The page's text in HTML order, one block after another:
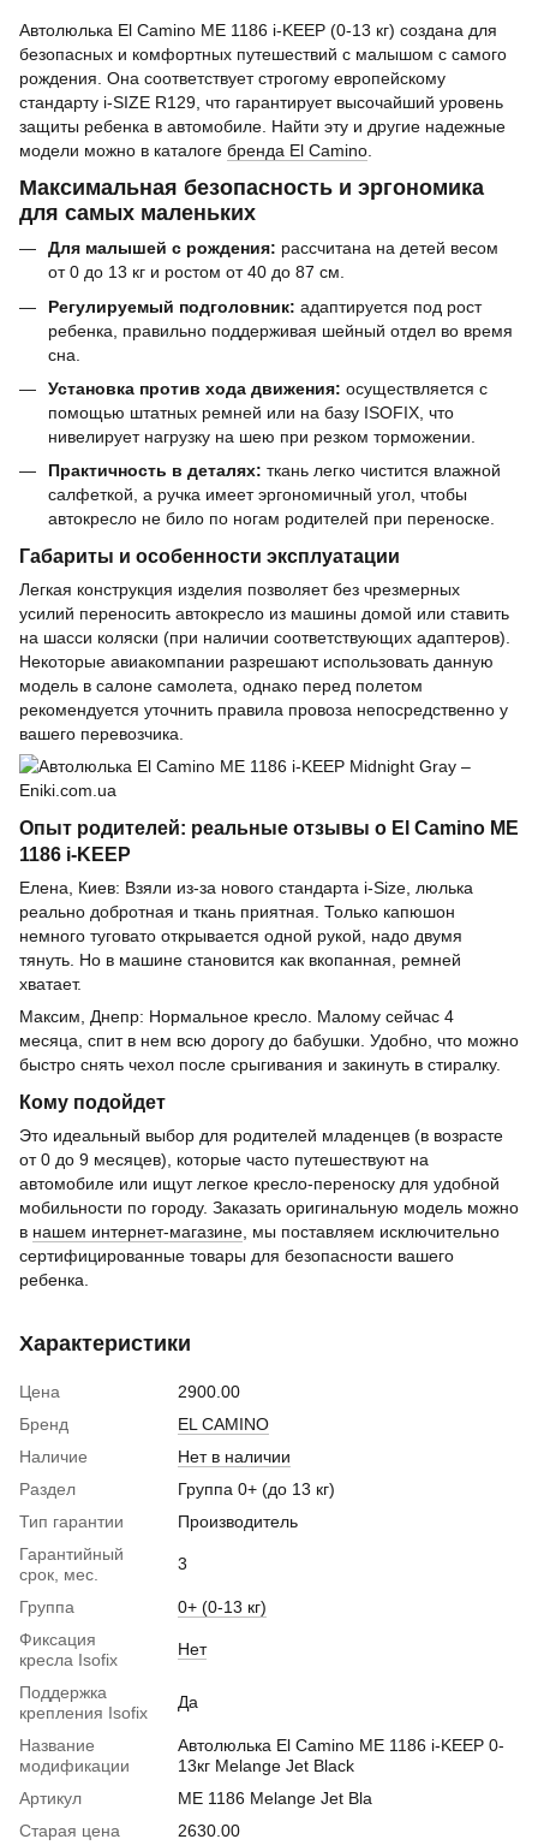
Автолюлька El Camino ME 1186 i-KEEP (0-13 кг) создана для
безопасных и комфортных путешествий с малышом с самого
рождения. Она соответствует строгому европейскому
стандарту i-SIZE R129, что гарантирует высочайший уровень
защиты ребенка в автомобиле. Найти эту и другие надежные
модели можно в каталоге бренда El Camino
Максимальная безопасность и эргономика
для самых маленьких
Для малышей с рождения: рассчитана на детей весом
от 0 до 13 кг и ростом от 40 до 87 см.
Регулируемый подголовник: адаптируется под рост
ребенка, правильно поддерживая шейный отдел во время
сна.
Установка против хода движения: осуществляется с
помощью штатных ремней или на базу ISOFIX, что
нивелирует нагрузку на шею при резком торможении.
Практичность в деталях: ткань легко чистится влажной
салфеткой, а ручка имеет эргономичный угол, чтобы
автокресло не било по ногам родителей при переноске.
Габариты и особенности эксплуатации
Легкая конструкция изделия позволяет без чрезмерных
усилий переносить автокресло из машины домой или ставить
на шасси коляски (при наличии соответствующих адаптеров).
Некоторые авиакомпании разрешают использовать данную
модель в салоне самолета, однако перед полетом
рекомендуется уточнить правила провоза непосредственно у
вашего перевозчика.
Опыт родителей: реальные отзывы о El Camino ME
1186 i-KEEP
Елена, Киев: Взяли из-за нового стандарта i-Size, люлька
реально добротная и ткань приятная. Только капюшон
немного туговато открывается одной рукой, надо двумя
тянуть. Но в машине становится как вкопанная, ремней
хватает.
Максим, Днепр: Нормальное кресло. Малому сейчас 4
месяца, спит в нем всю дорогу до бабушки. Удобно, что можно
быстро снять чехол после срыгивания и закинуть в стиралку.
Кому подойдет
Это идеальный выбор для родителей младенцев (в возрасте
от 0 до 9 месяцев), которые часто путешествуют на
автомобиле или ищут легкое кресло-переноску для удобной
мобильности по городу. Заказать оригинальную модель можно
в нашем интернет-магазине , мы поставляем исключительно
сертифицированные товары для безопасности вашего
ребенка.
Характеристики
Цена
2900.00
Бренд
EL CAMINO
Наличие
Нет в наличии
Раздел
Группа 0+ (до 13 кг)
Тип гарантии
Производитель
Гарантийный
срок, мес.
3
Группа
0+ (0-13 кг)
Фиксация
кресла Isofix
Нет
Поддержка
крепления Isofix
Да
Название
модификации
Автолюлька El Camino ME 1186 i-KEEP 0-
13кг Melange Jet Black
Артикул
ME 1186 Melange Jet Bla
Старая цена
2630.00